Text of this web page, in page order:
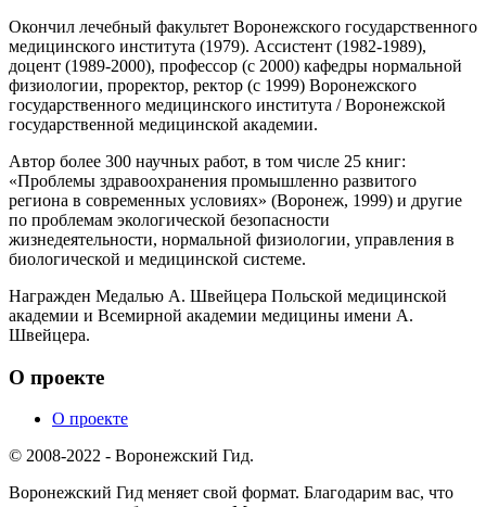
Окончил лечебный факультет Воронежского государственного
медицинского института (1979). Ассистент (1982-1989),
доцент (1989-2000), профессор (с 2000) кафедры нормальной
физиологии, проректор, ректор (с 1999) Воронежского
государственного медицинского института / Воронежской
государственной медицинской академии.
Автор более 300 научных работ, в том числе 25 книг:
«Проблемы здравоохранения промышленно развитого
региона в современных условиях» (Воронеж, 1999) и другие
по проблемам экологической безопасности
жизнедеятельности, нормальной физиологии, управления в
биологической и медицинской системе.
Награжден Медалью А. Швейцера Польской медицинской
академии и Всемирной академии медицины имени А.
Швейцера.
О проекте
О проекте
© 2008-2022 - Воронежский Гид.
Воронежский Гид меняет свой формат. Благодарим вас, что